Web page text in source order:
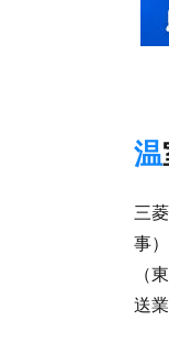
三
事
（
送